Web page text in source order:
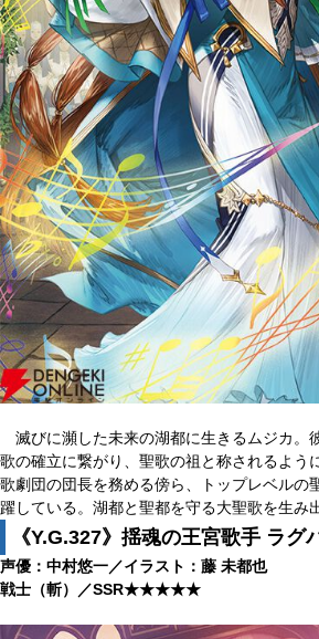
滅びに瀕した未来の湖都に生きるムジカ。
歌の確立に繋がり、聖歌の祖と称されるよう
歌劇団の団長を務める傍ら、トップレベルの
躍している。湖都と聖都を守る大聖歌を生み
《Y.G.327》揺魂の王宮歌手 ラグ
声優：中村悠一／イラスト：藤 未都也
戦士（斬）／SSR★★★★★